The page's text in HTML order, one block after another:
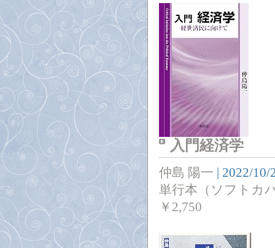
入門経済学
仲島 陽一 | 2022/10/
単行本（ソフトカ
￥ 2,750